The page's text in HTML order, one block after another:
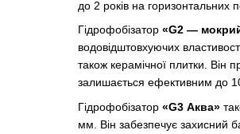
до 2 років на горизонтальних
Гідрофобізатор «G2 —
водовідштовхуючих
також керамічної плитки.
залишається ефективним до
Гідрофобізатор «G3 Аква»
мм. Він забезпечує захисний